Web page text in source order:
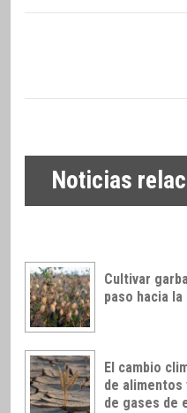
Noticias
Cultivar
paso hacia
El cambio
de alimentos
de gases de